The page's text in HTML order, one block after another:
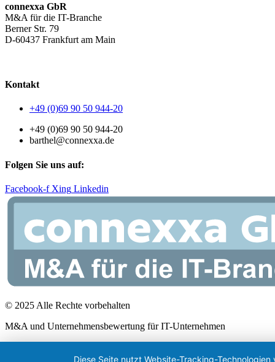
connexxa GbR
M&A für die IT-Branche
Berner Str. 79
D-60437 Frankfurt am Main
Kontakt
+49 (0)69 90 50 944-20
+49 (0)69 90 50 944-20
barthel@connexxa.de
Folgen Sie uns auf:
Facebook-f Xing Linkedin
© 2025 Alle Rechte vorbehalten
M&A und Unternehmensbewertung für IT-Unternehmen
Diese Seite nutzt Website-Tracking-